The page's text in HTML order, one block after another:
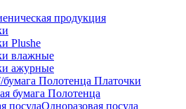
продукция
Plushe
влажные
ажурные
бумага Полотенца Платочки
бумага Полотенца
Одноразовая посуда